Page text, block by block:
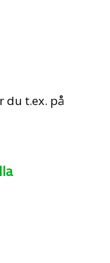
du t.ex. på